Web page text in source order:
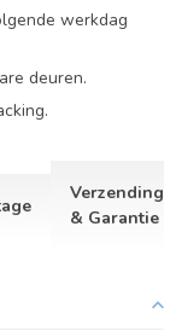
werkdag
deuren.
Verzending
& Garantie